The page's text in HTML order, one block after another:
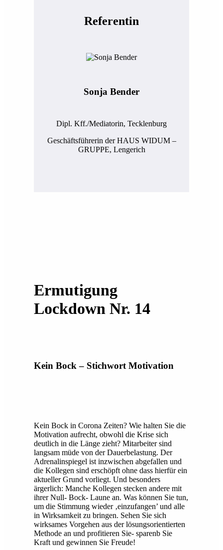
Referentin
Sonja Bender
Dipl. Kff./Mediatorin, Tecklenburg
Geschäftsführerin der HAUS WIDUM –
GRUPPE, Lengerich
Ermutigung
Lockdown Nr. 14
Kein Bock – Stichwort Motivation
Kein Bock in Corona Zeiten? Wie halten Sie die
Motivation aufrecht, obwohl die Krise sich
deutlich in die Länge zieht? Mitarbeiter sind
langsam müde von der Dauerbelastung. Der
Adrenalinspiegel ist inzwischen abgefallen und
die Kollegen sind erschöpft ohne dass hierfür ein
aktueller Grund vorliegt. Und besonders
ärgerlich: Manche Kollegen stecken andere mit
ihrer Null- Bock- Laune an. Was können Sie tun,
um die Stimmung wieder ‚einzufangen’ und alle
in Wirksamkeit zu bringen. Sehen Sie sich
wirksames Vorgehen aus der lösungsorientierten
Methode an und profitieren Sie- sparenb Sie
Kraft und gewinnen Sie Freude!